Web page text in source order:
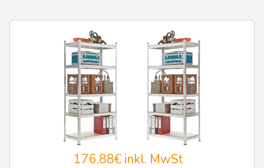
176,88€inkl. MwSt